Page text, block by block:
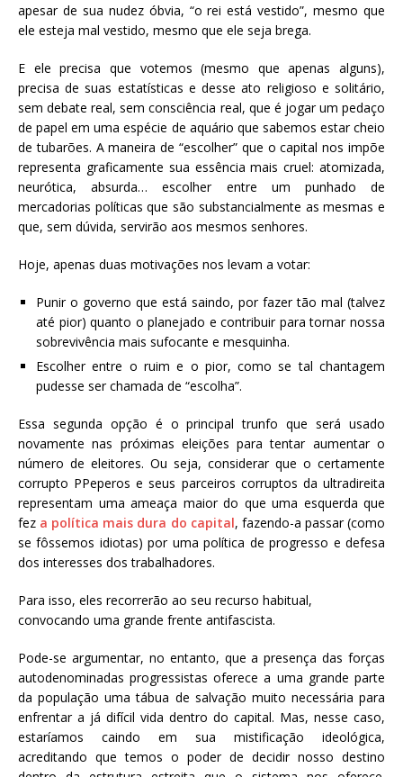
apesar de sua nudez óbvia, “o rei está vestido”, mesmo que
ele esteja mal vestido, mesmo que ele seja brega.
E ele precisa que votemos (mesmo que apenas alguns),
precisa de suas estatísticas e desse ato religioso e solitário,
sem debate real, sem consciência real, que é jogar um pedaço
de papel em uma espécie de aquário que sabemos estar cheio
de tubarões. A maneira de “escolher” que o capital nos impõe
representa graficamente sua essência mais cruel: atomizada,
neurótica, absurda… escolher entre um punhado de
mercadorias políticas que são substancialmente as mesmas e
que, sem dúvida, servirão aos mesmos senhores.
Hoje, apenas duas motivações nos levam a votar:
Punir o governo que está saindo, por fazer tão mal (talvez
até pior) quanto o planejado e contribuir para tornar nossa
sobrevivência mais sufocante e mesquinha.
Escolher entre o ruim e o pior, como se tal chantagem
pudesse ser chamada de “escolha”.
Essa segunda opção é o principal trunfo que será usado
novamente nas próximas eleições para tentar aumentar o
número de eleitores. Ou seja, considerar que o certamente
corrupto PPeperos e seus parceiros corruptos da ultradireita
representam uma ameaça maior do que uma esquerda que
fez a política mais dura do capital, fazendo-a passar (como
se fôssemos idiotas) por uma política de progresso e defesa
dos interesses dos trabalhadores.
Para isso, eles recorrerão ao seu recurso habitual,
convocando uma grande frente antifascista.
Pode-se argumentar, no entanto, que a presença das forças
autodenominadas progressistas oferece a uma grande parte
da população uma tábua de salvação muito necessária para
enfrentar a já difícil vida dentro do capital. Mas, nesse caso,
estaríamos caindo em sua mistificação ideológica,
acreditando que temos o poder de decidir nosso destino